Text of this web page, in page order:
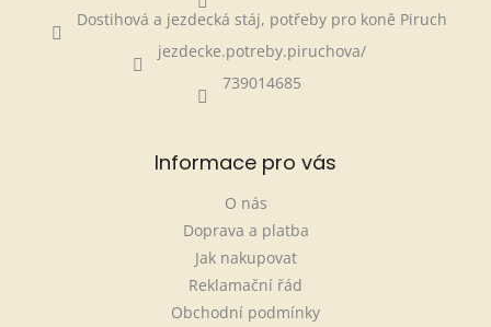
Dostihová a jezdecká stáj, potřeby pro koně Piruch
jezdecke.potreby.piruchova/
739014685
Informace pro vás
O nás
Doprava a platba
Jak nakupovat
Reklamační řád
Obchodní podmínky